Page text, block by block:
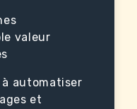
valeur
à automatiser
et